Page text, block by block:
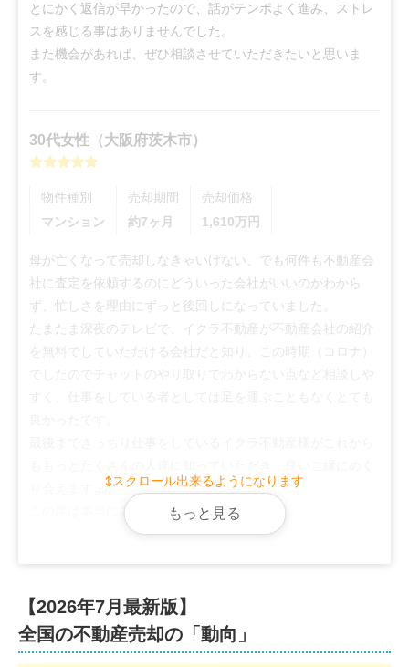
とにかく返信が早かったので、話がテンポよく進み、ストレ
スを感じる事はありませんでした。
また機会があれば、ぜひ相談させていただきたいと思いま
す。
30代女性 （大阪府茨木市）
物件種別
マンション
売却期間
約7ヶ月
売却価格
1,610万円
母が亡くなって売却しなきゃいけない、でも何件も不動産会
社に査定を依頼するのにどういった会社がいいのかわから
ず、忙しさを理由にずっと後回しになっていました。
たまたま深夜のテレビで、イクラ不動産が不動産会社の紹介
を無料でしていただける会社だと知り、この時期（コロナ）
り会えますよう心よりお祈り申し上げます。
この度は本当にありがとうございました。
スクロール出来るようになります
もっと見る
【2026年7月最新版】
全国の不動産売却の「動向」